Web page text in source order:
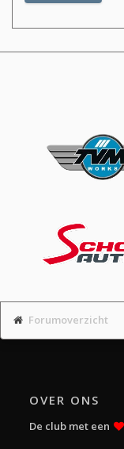
Forumoverzicht
OVER ONS
De club met een